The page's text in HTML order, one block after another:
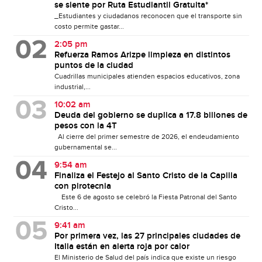
se siente por Ruta Estudiantil Gratuita*
_Estudiantes y ciudadanos reconocen que el transporte sin
costo permite gastar...
2:05 pm
Refuerza Ramos Arizpe limpieza en distintos
puntos de la ciudad
Cuadrillas municipales atienden espacios educativos, zona
industrial,...
10:02 am
Deuda del gobierno se duplica a 17.8 billones de
pesos con la 4T
Al cierre del primer semestre de 2026, el endeudamiento
gubernamental se...
9:54 am
Finaliza el Festejo al Santo Cristo de la Capilla
con pirotecnia
Este 6 de agosto se celebró la Fiesta Patronal del Santo
Cristo...
9:41 am
Por primera vez, las 27 principales ciudades de
Italia están en alerta roja por calor
El Ministerio de Salud del país indica que existe un riesgo